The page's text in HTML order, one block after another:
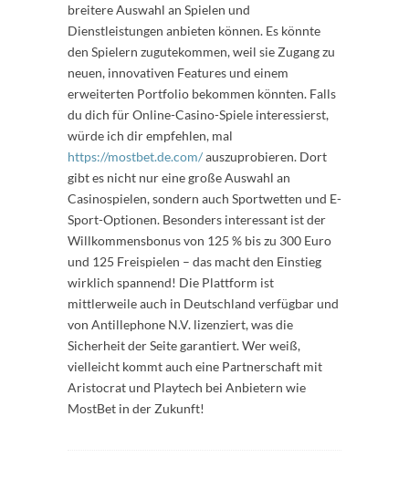
breitere Auswahl an Spielen und
Dienstleistungen anbieten können. Es könnte
den Spielern zugutekommen, weil sie Zugang zu
neuen, innovativen Features und einem
erweiterten Portfolio bekommen könnten. Falls
du dich für Online-Casino-Spiele interessierst,
würde ich dir empfehlen, mal
https://mostbet.de.com/auszuprobieren. Dort
gibt es nicht nur eine große Auswahl an
Casinospielen, sondern auch Sportwetten und E-
Sport-Optionen. Besonders interessant ist der
Willkommensbonus von 125 % bis zu 300 Euro
und 125 Freispielen – das macht den Einstieg
wirklich spannend! Die Plattform ist
mittlerweile auch in Deutschland verfügbar und
von Antillephone N.V. lizenziert, was die
Sicherheit der Seite garantiert. Wer weiß,
vielleicht kommt auch eine Partnerschaft mit
Aristocrat und Playtech bei Anbietern wie
MostBet in der Zukunft!